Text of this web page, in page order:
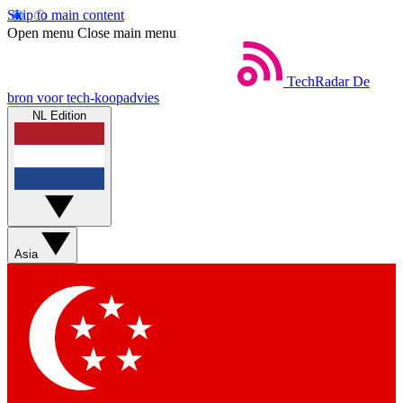
Skip to main content
Open menu Close main menu
TechRadar De
bron voor tech-koopadvies
NL Edition
Asia